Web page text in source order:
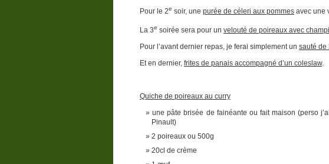
Pour le 2e soir, une purée de céleri aux pommes avec une
La 3e soirée sera pour un velouté de poireaux avec
Pour l’avant dernier repas, je ferai simplement un sauté de
Et en dernier, frites de panais accompagné d’un coleslaw.
Quiche de poireaux au curry
une pâte brisée de fainéante ou fait maison (perso
Pinault)
2 poireaux ou 500g
20cl de crème